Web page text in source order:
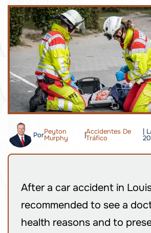
PorPeyton
Murphy |Accidentes De
Tráfico
|
After a car accident in
recommended to see a
health reasons and to